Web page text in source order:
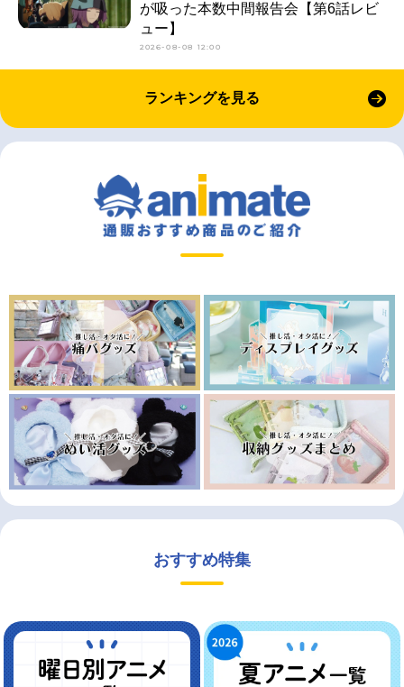
が吸った本数中間報告会【第6話レビ
ュー】
2026-08-08 12:00
ランキングを見る
おすすめ特集